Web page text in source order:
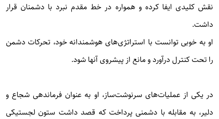
نقش کلیدی ایفا کرده و همواره در خط مقدم نبرد با دشمنان قرار
داشت.
او به خوبی توانست با استراتژی‌های هوشمندانه خود، تحرکات دشمن
را تحت کنترل درآورد و مانع از پیشروی آنها شود.
در یکی از عملیات‌های سرنوشت‌ساز، او به عنوان فرماندهی شجاع و
دلیر، به مقابله با دشمنی پرداخت که قصد داشت ستون لجستیکی